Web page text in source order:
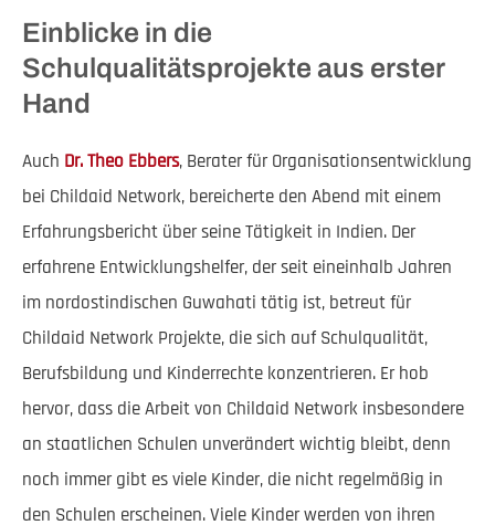
Einblicke in die
Schulqualitätsprojekte aus erster
Hand
Auch Dr. Theo Ebbers, Berater für Organisationsentwicklung
bei Childaid Network, bereicherte den Abend mit einem
Erfahrungsbericht über seine Tätigkeit in Indien. Der
erfahrene Entwicklungshelfer, der seit eineinhalb Jahren
im nordostindischen Guwahati tätig ist, betreut für
Childaid Network Projekte, die sich auf Schulqualität,
Berufsbildung und Kinderrechte konzentrieren. Er hob
hervor, dass die Arbeit von Childaid Network insbesondere
an staatlichen Schulen unverändert wichtig bleibt, denn
noch immer gibt es viele Kinder, die nicht regelmäßig in
den Schulen erscheinen. Viele Kinder werden von ihren